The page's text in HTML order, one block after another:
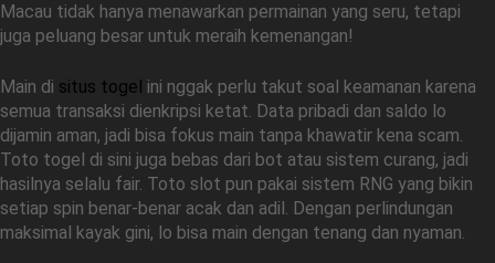
Macau tidak hanya menawarkan permainan yang seru, tetapi
juga peluang besar untuk meraih kemenangan!
Main di situs togel ini nggak perlu takut soal keamanan karena
semua transaksi dienkripsi ketat. Data pribadi dan saldo lo
dijamin aman, jadi bisa fokus main tanpa khawatir kena scam.
Toto togel di sini juga bebas dari bot atau sistem curang, jadi
hasilnya selalu fair. Toto slot pun pakai sistem RNG yang bikin
setiap spin benar-benar acak dan adil. Dengan perlindungan
maksimal kayak gini, lo bisa main dengan tenang dan nyaman.